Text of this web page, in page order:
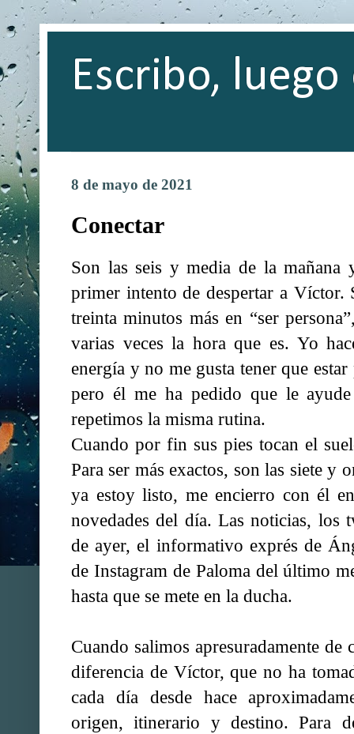
Escribo,
8 de mayo de 2021
Conectar
Son las seis y media de la mañana
primer intento de despertar a Víctor.
treinta minutos más en “ser
varias veces la hora que es. Yo
energía y no me gusta tener que
pero él me ha pedido que le
repetimos la misma rutina.
Cuando por fin sus pies tocan el
Para ser más exactos, son las siete y
ya estoy listo, me encierro con él
novedades del día. Las noticias, los
de ayer, el informativo exprés de
de Instagram de Paloma del último
hasta que se mete en la ducha.
Cuando salimos apresuradamente de
diferencia de Víctor, que no ha
cada día desde hace
origen, itinerario y destino. Para